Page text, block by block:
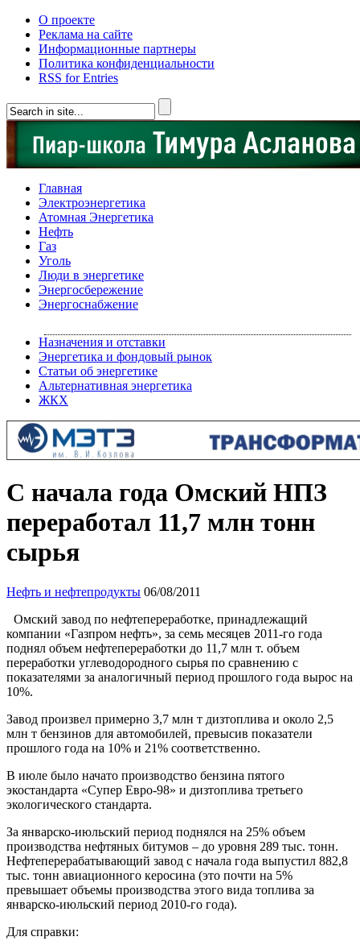
О проекте
Реклама на сайте
Информационные партнеры
Политика конфиденциальности
RSS for Entries
Главная
Электроэнергетика
Атомная Энергетика
Нефть
Газ
Уголь
Люди в энергетике
Энергосбережение
Энергоснабжение
Назначения и отставки
Энергетика и фондовый рынок
Статьи об энергетике
Альтернативная энергетика
ЖКХ
С начала года Омский НПЗ
переработал 11,7 млн тонн
сырья
Нефть и нефтепродукты 06/08/2011
Омский завод по нефтепереработке, принадлежащий
компании «Газпром нефть», за семь месяцев 2011-го года
поднял объем нефтепереработки до 11,7 млн т. объем
переработки углеводородного сырья по сравнению с
показателями за аналогичный период прошлого года вырос на
10%.
Завод произвел примерно 3,7 млн т дизтоплива и около 2,5
млн т бензинов для автомобилей, превысив показатели
прошлого года на 10% и 21% соответственно.
В июле было начато производство бензина пятого
экостандарта «Супер Евро-98» и дизтоплива третьего
экологического стандарта.
За январско-июльский период поднялся на 25% объем
производства нефтяных битумов – до уровня 289 тыс. тонн.
Нефтеперерабатывающий завод с начала года выпустил 882,8
тыс. тонн авиационного керосина (это почти на 5%
превышает объемы производства этого вида топлива за
январско-июльский период 2010-го года).
Для справки: